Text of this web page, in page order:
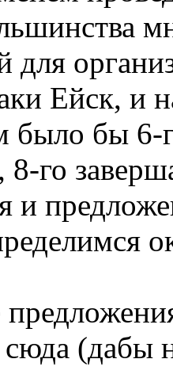
для
Ейск, и
бы 6-
8-го
(дабы